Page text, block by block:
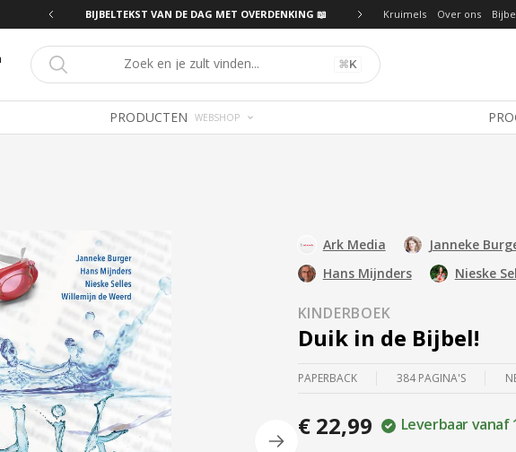
BIJBELTEKST VAN DE DAG MET OVERDENKING 📖 Kruimels Over ons
⌘K
PRODUCTEN WEBSHOP
Ark Media Janneke
Hans Mijnders
Nieske
KINDERBOEK
Duik in de Bijbel!
PAPERBACK 384 PAGINA'S
€ 22,99 Leverbaar vanaf